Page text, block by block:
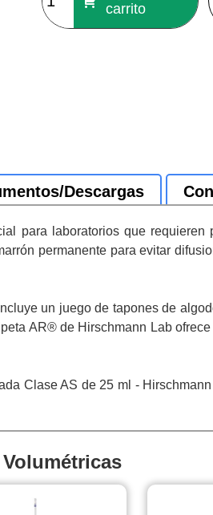
carrito
Descargas
para laboratorios que
permanente para evitar
un juego de tapones de
AR® de Hirschmann Lab
Clase AS de 25 ml -